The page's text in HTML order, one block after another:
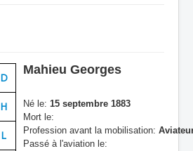
D
H
L
Mahieu Georges
Né le: 15 septembre 1883
Mort le:
Profession avant la mobilisation:
Passé à l'aviation le: